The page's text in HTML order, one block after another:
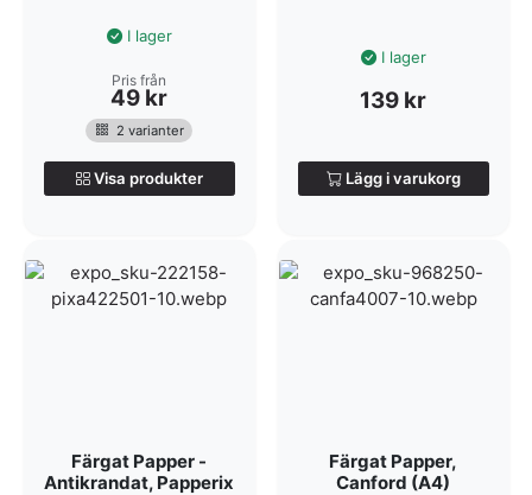
I lager
Pris från
49 kr
2 varianter
Visa produkter
I lager
139 kr
Lägg i varukorg
Färgat Papper -
Antikrandat, Papperix
Färgat Papper,
Canford (A4)